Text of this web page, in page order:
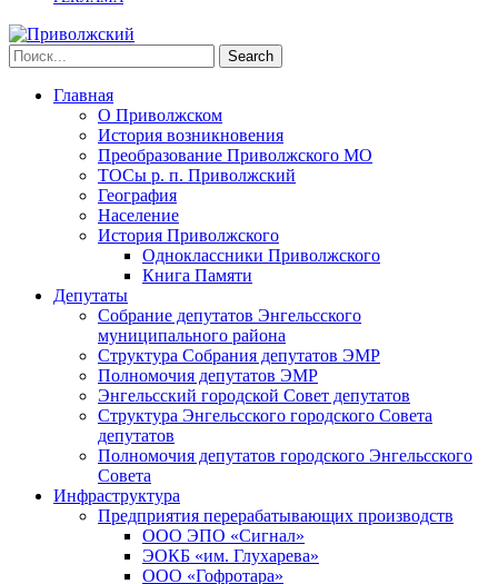
Главная
О Приволжском
История возникновения
Преобразование Приволжского МО
ТОСы р. п. Приволжский
География
Население
История Приволжского
Одноклассники Приволжского
Книга Памяти
Депутаты
Собрание депутатов Энгельсского
муниципального района
Структура Собрания депутатов ЭМР
Полномочия депутатов ЭМР
Энгельсский городской Совет депутатов
Структура Энгельсского городского Совета
депутатов
Полномочия депутатов городского Энгельсского
Совета
Инфраструктура
Предприятия перерабатывающих производств
ООО ЭПО «Сигнал»
ЭОКБ «им. Глухарева»
ООО «Гофротара»